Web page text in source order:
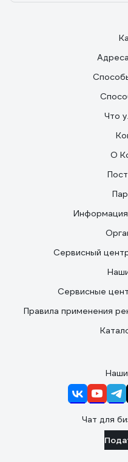
Что
О
Сервисный
Сервисные
Правила применения
Чат для